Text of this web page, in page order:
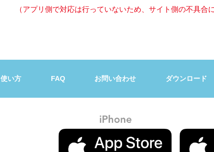
（アプリ側で対応は行っていないため、サイト側の不具合
使い方 FAQ お問い合わせ ダウンロード